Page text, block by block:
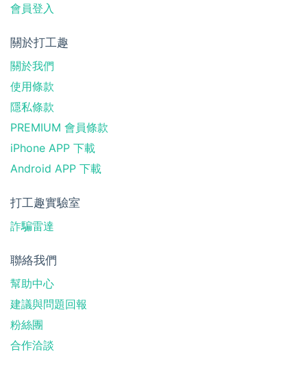
會員登入
關於打工趣
關於我們
使用條款
隱私條款
PREMIUM 會員條款
iPhone APP 下載
Android APP 下載
打工趣實驗室
詐騙雷達
聯絡我們
幫助中心
建議與問題回報
粉絲團
合作洽談